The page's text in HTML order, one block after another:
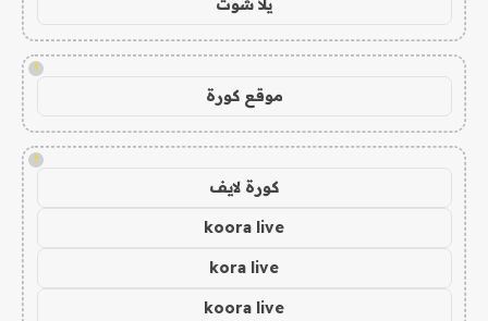
!
موقع كورة
!
كورة لايف
koora live
kora live
koora live